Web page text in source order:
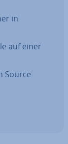
in
auf einer
Source